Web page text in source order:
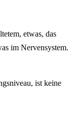
etwas, das
im Nervensystem.
ist keine